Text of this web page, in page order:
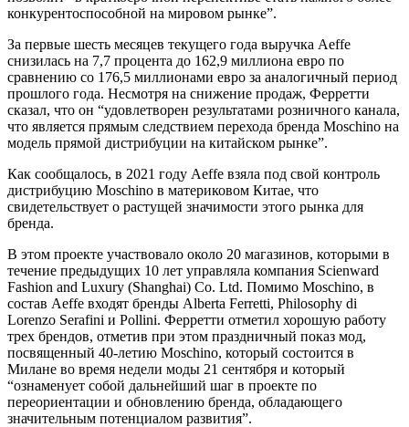
конкурентоспособной на мировом рынке”.
За первые шесть месяцев текущего года выручка Aeffe
снизилась на 7,7 процента до 162,9 миллиона евро по
сравнению со 176,5 миллионами евро за аналогичный период
прошлого года. Несмотря на снижение продаж, Ферретти
сказал, что он “удовлетворен результатами розничного канала,
что является прямым следствием перехода бренда Moschino на
модель прямой дистрибуции на китайском рынке”.
Как сообщалось, в 2021 году Aeffe взяла под свой контроль
дистрибуцию Moschino в материковом Китае, что
свидетельствует о растущей значимости этого рынка для
бренда.
В этом проекте участвовало около 20 магазинов, которыми в
течение предыдущих 10 лет управляла компания Scienward
Fashion and Luxury (Shanghai) Co. Ltd. Помимо Moschino, в
состав Aeffe входят бренды Alberta Ferretti, Philosophy di
Lorenzo Serafini и Pollini. Ферретти отметил хорошую работу
трех брендов, отметив при этом праздничный показ мод,
посвященный 40-летию Moschino, который состоится в
Милане во время недели моды 21 сентября и который
“ознаменует собой дальнейший шаг в проекте по
переориентации и обновлению бренда, обладающего
значительным потенциалом развития”.